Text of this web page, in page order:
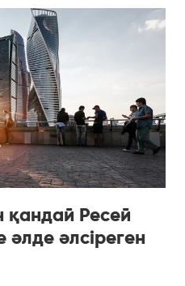
қандай Ресей
әлсіреген